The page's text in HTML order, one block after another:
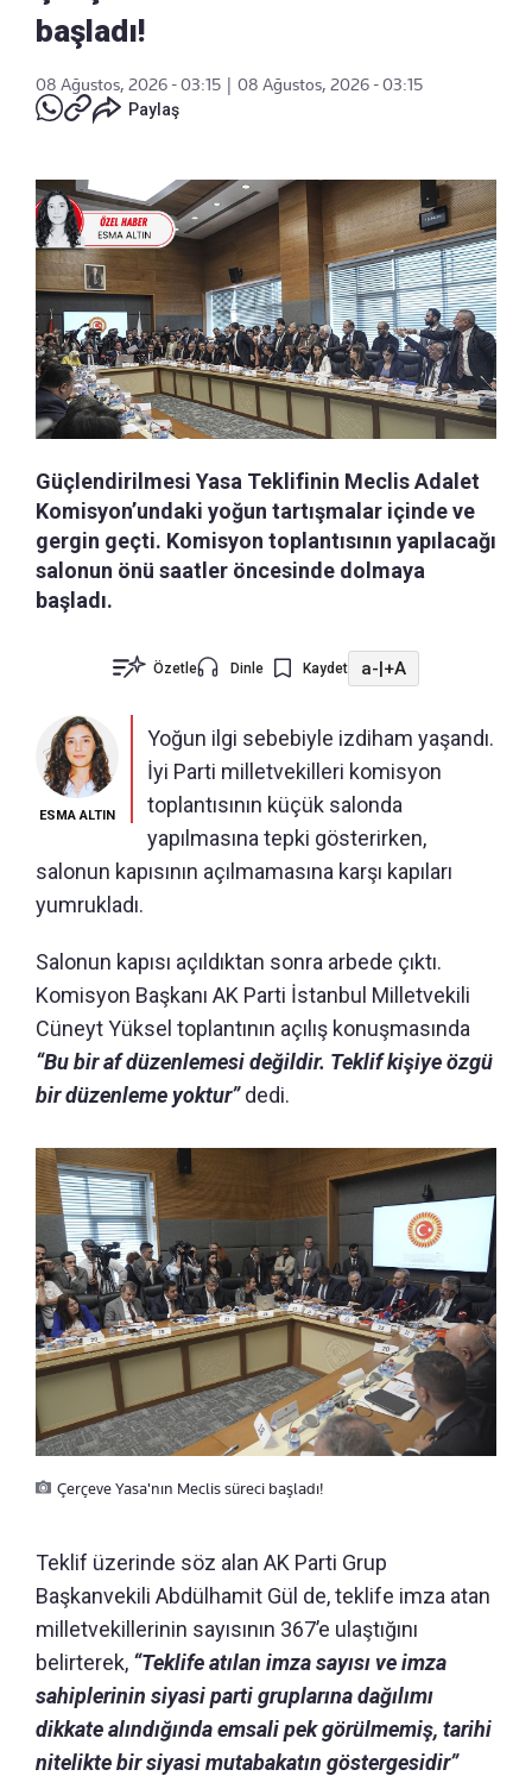
başladı!
08 Ağustos, 2026 - 03:15
08 Ağustos, 2026 - 03:15
Paylaş
Güçlendirilmesi Yasa Teklifinin Meclis Adalet
Komisyon’undaki yoğun tartışmalar içinde ve
gergin geçti. Komisyon toplantısının yapılacağı
salonun önü saatler öncesinde dolmaya
başladı.
Özetle Dinle Kaydet a-|+A
ESMA ALTIN
Yoğun ilgi sebebiyle izdiham yaşandı.
İyi Parti milletvekilleri komisyon
toplantısının küçük salonda
yapılmasına tepki gösterirken,
salonun kapısının açılmamasına karşı kapıları
yumrukladı.
Salonun kapısı açıldıktan sonra arbede çıktı.
Komisyon Başkanı AK Parti İstanbul Milletvekili
Cüneyt Yüksel toplantının açılış konuşmasında
“Bu bir af düzenlemesi değildir. Teklif kişiye özgü
bir düzenleme yoktur”dedi.
Çerçeve Yasa'nın Meclis süreci başladı!
Teklif üzerinde söz alan AK Parti Grup
Başkanvekili Abdülhamit Gül de, teklife imza atan
milletvekillerinin sayısının 367’e ulaştığını
belirterek, “Teklife atılan imza sayısı ve imza
sahiplerinin siyasi parti gruplarına dağılımı
dikkate alındığında emsali pek görülmemiş, tarihi
nitelikte bir siyasi mutabakatın göstergesidir”